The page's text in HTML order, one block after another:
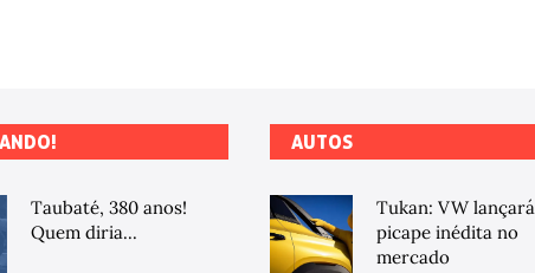
Taubaté, 380 anos!
Quem diria...
AUTOS
Tukan: VW lançará
picape inédita no
mercado